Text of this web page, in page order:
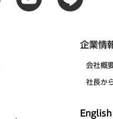
企業情
会社概
社⻑か
English